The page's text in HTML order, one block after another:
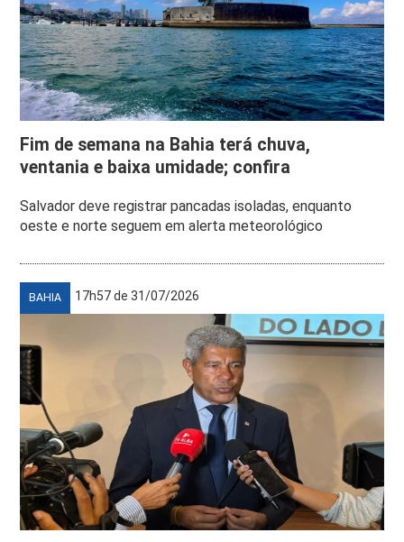
Fim de semana na Bahia terá chuva,
ventania e baixa umidade; confira
Salvador deve registrar pancadas isoladas, enquanto
oeste e norte seguem em alerta meteorológico
BAHIA 17h57 de 31/07/2026